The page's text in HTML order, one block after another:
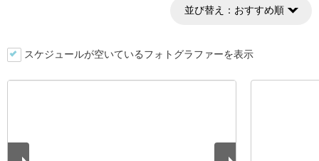
並び替え： おすすめ順
スケジュールが空いているフォトグラファーを表示